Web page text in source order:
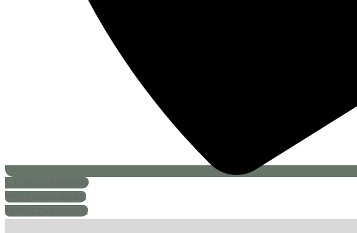
+31 (0)30-6880999
PRIJS AANVRAAG
SERVICEVERZOEK